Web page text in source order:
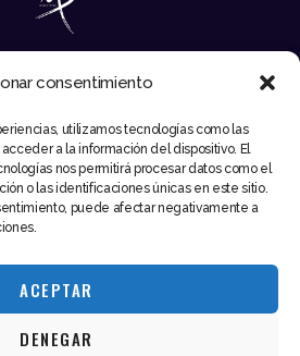
consentimiento
utilizamos tecnologías como las
a la información del dispositivo. El
nos permitirá procesar datos como el
o las identificaciones únicas en este sitio.
puede afectar negativamente a
ACEPTAR
DENEGAR
EMAIL